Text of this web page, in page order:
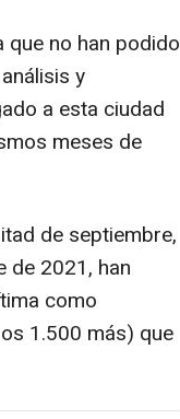
no han podido
y
a esta ciudad
meses de
de septiembre,
de 2021, han
como
1.500 más) que